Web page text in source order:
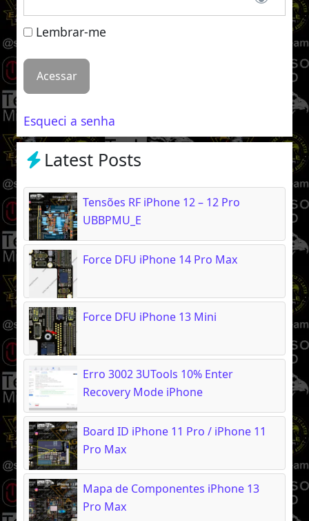
Lembrar-me
Esqueci a senha
Latest Posts
Tensões RF iPhone 12 – 12 Pro
UBBPMU_E
Force DFU iPhone 14 Pro Max
Force DFU iPhone 13 Mini
Erro 3002 3UTools 10% Enter
Recovery Mode iPhone
Board ID iPhone 11 Pro / iPhone 11
Pro Max
Mapa de Componentes iPhone 13
Pro Max